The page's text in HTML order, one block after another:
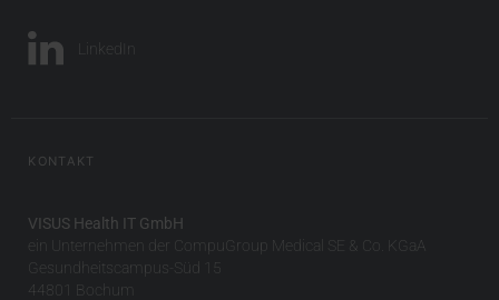
LinkedIn
KONTAKT
VISUS Health IT GmbH
ein Unternehmen der CompuGroup Medical SE & Co. KGaA
Gesundheitscampus-Süd 15
44801 Bochum